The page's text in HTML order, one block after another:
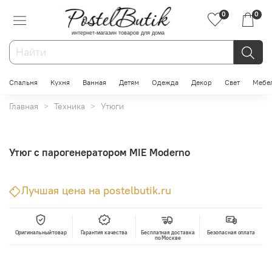
интернет-магазин товаров для дома
0 0
Спальня Кухня Ванная Детям Одежда Декор Свет
Главная Техника Утюги
Утюг с парогенератором MIE Moderno
Лучшая цена на postelbutik.ru
Оригинальный товар Гарантия качества
Бесплатная доставка
по Москве
Безопасная оплата